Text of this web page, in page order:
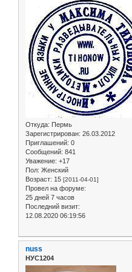
Откуда: Пермь
Зарегистрирован: 26.03.2012
Приглашений: 0
Сообщений: 841
Уважение: +17
Пол: Женский
Возраст: 15 [2011-04-01]
Провел на форуме:
25 дней 7 часов
Последний визит:
12.08.2020 06:19:56
nuss
НУС1204